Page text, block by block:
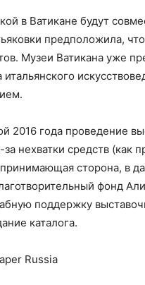
в Ватикане будут
предположила,
Музеи Ватикана уже
итальянского
2016 года проведение
за нехватки средств (как
сторона, в
фонд
поддержку
каталога.
Russia